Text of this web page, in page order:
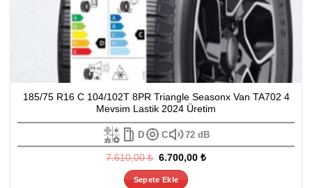
185/75 R16 C 104/102T 8PR Triangle Seasonx Van TA702 4
Mevsim Lastik 2024 Üretim
D C 72 dB
7.610,00₺ Orijinal
7.610,00 ₺.
6.700,00₺Şu
Sepete Ekle